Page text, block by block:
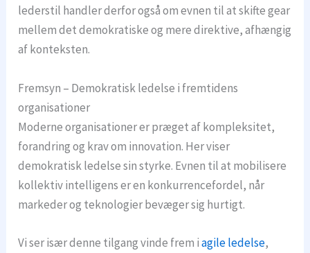
lederstil handler derfor også om evnen til at skifte gear
mellem det demokratiske og mere direktive, afhængig
af konteksten.
Fremsyn – Demokratisk ledelse i fremtidens
organisationer
Moderne organisationer er præget af kompleksitet,
forandring og krav om innovation. Her viser
demokratisk ledelse sin styrke. Evnen til at mobilisere
kollektiv intelligens er en konkurrencefordel, når
markeder og teknologier bevæger sig hurtigt.
Vi ser især denne tilgang vinde frem iagile ledelse,